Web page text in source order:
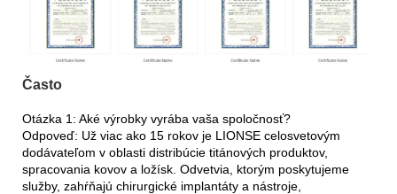
Často
Otázka 1: Aké výrobky vyrába vaša spoločnosť?
Odpoveď: Už viac ako 15 rokov je LIONSE celosvetovým
dodávateľom v oblasti distribúcie titánových produktov,
spracovania kovov a ložísk. Odvetvia, ktorým poskytujeme
služby, zahŕňajú chirurgické implantáty a nástroje,